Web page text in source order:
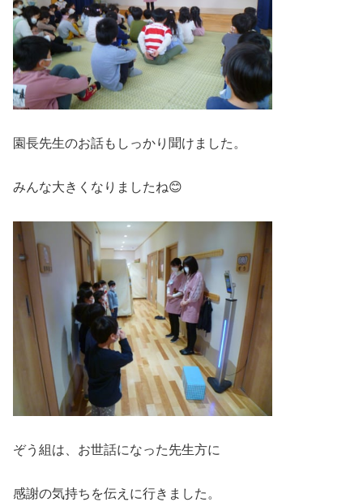
園長先生のお話もしっかり聞けました。
みんな大きくなりましたね😊
ぞう組は、お世話になった先生方に
感謝の気持ちを伝えに行きました。